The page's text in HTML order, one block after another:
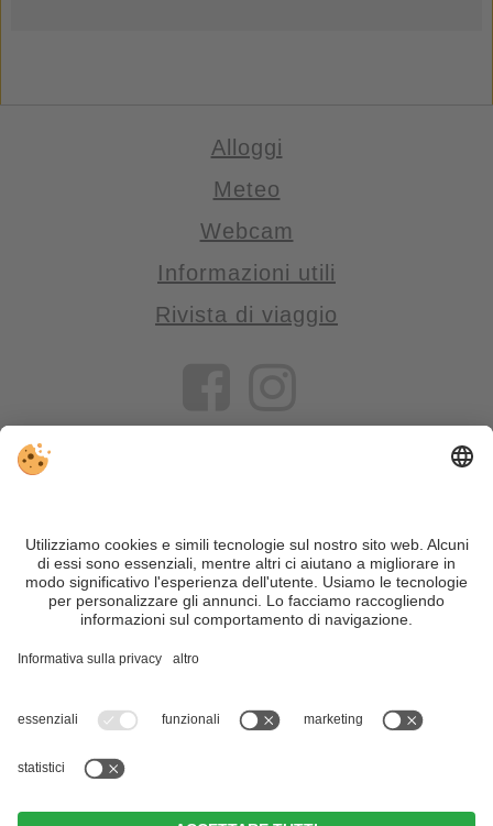
Alloggi
Meteo
Webcam
Informazioni utili
Rivista di viaggio
VIVOSüdtirol è il portale di viaggio per chi desidera vivere il
Trentino Alto Adige davvero – con consigli autentici, alloggi e
offerte su misura.
Nonostante il lavoro accurato e il costante aggiornamento dei
motivi di sicurezza, si prega di verificare chiedendo